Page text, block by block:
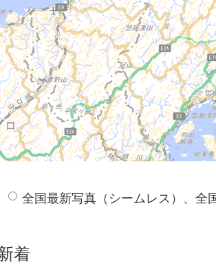
全国最新写真（シームレス）、全
着